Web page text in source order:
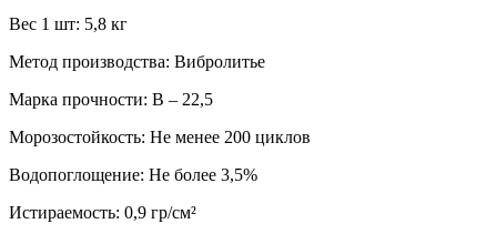
Вес 1 шт: 5,8 кг
Метод производства: Вибролитье
Марка прочности: В – 22,5
Морозостойкость: Не менее 200 циклов
Водопоглощение: Не более 3,5%
Истираемость: 0,9 гр/см²